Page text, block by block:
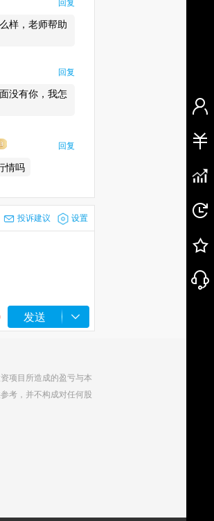
回复
样，老师帮助
回复
没有你，我怎
回复
情吗
设置
投诉建议
发送
项目所造成的盈亏与本
考，并不构成对任何股